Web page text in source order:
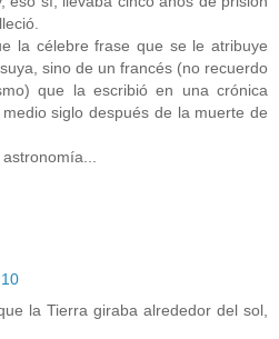
la célebre frase que se le atribuye
sino de un francés (no recuerdo
que la escribió en una crónica
siglo después de la muerte de
la Tierra giraba alrededor del sol,